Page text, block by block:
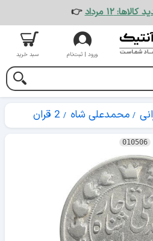
۱۲ مرداد 👉
ورود | ثبت‌نام سبد خرید
محمدعلی شاه 2 قران
010506